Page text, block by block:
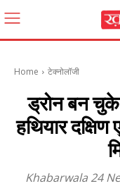
Home टेक्नोलॉजी
ड्रोन बन
हथियार
Khabarwala 24